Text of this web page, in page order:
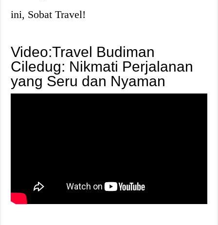
ini, Sobat Travel!
Video:Travel Budiman
Ciledug: Nikmati Perjalanan
yang Seru dan Nyaman